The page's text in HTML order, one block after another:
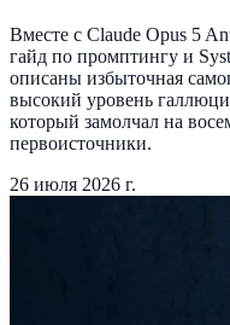
Вместе с Claude Opus 5
гайд по промптингу и
описаны избыточная
высокий уровень
который замолчал на
первоисточники.
26 июля 2026 г.